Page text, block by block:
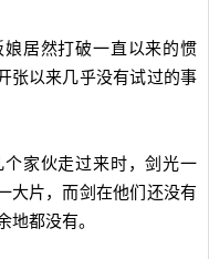
居然打破一直以来的惯
张以来几乎没有试过的事
家伙走过来时，剑光一
大片，而剑在他们还没有
地都没有。